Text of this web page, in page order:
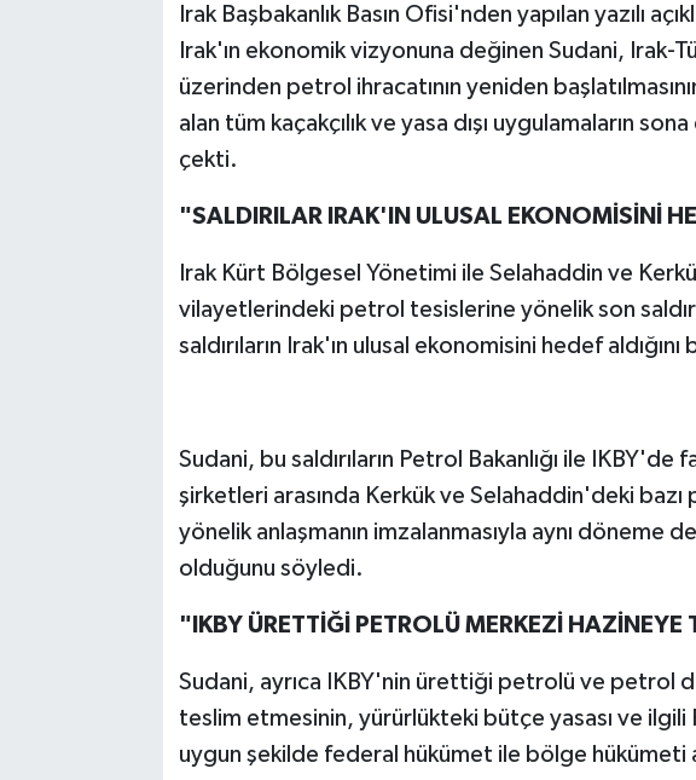
Irak Başbakanlık Basın Ofisi'nden yapılan yazılı
Irak'ın ekonomik vizyonuna değinen Sudani, Irak-
üzerinden petrol ihracatının yeniden
alan tüm kaçakçılık ve yasa dışı uygulamaların
çekti.
"SALDIRILAR IRAK'IN ULUSAL EKONOMİSİNİ
Irak Kürt Bölgesel Yönetimi ile Selahaddin ve
vilayetlerindeki petrol tesislerine yönelik son
saldırıların Irak'ın ulusal ekonomisini hedef
Sudani, bu saldırıların Petrol Bakanlığı ile
şirketleri arasında Kerkük ve Selahaddin'deki bazı
yönelik anlaşmanın imzalanmasıyla aynı döneme
olduğunu söyledi.
"IKBY ÜRETTİĞİ PETROLÜ MERKEZİ HAZİNEYE
Sudani, ayrıca IKBY'nin ürettiği petrolü ve petrol
teslim etmesinin, yürürlükteki bütçe yasası ve ilgili
uygun şekilde federal hükümet ile bölge hükümeti